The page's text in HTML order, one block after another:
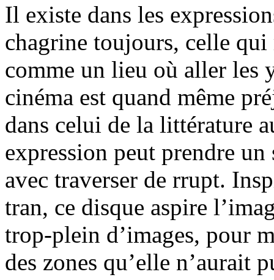
Il existe dans les
chagrine toujours, celle qui
comme un lieu où aller les
cinéma est quand même
dans celui de la littérature
expression peut prendre un
avec traverser de rrupt.
tran, ce disque aspire
trop-plein d’images, pour
des zones qu’elle n’aurait